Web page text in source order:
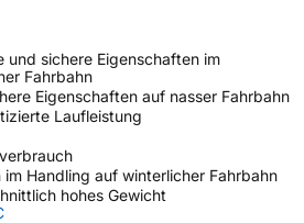
und sichere Eigenschaften im
Fahrbahn
Eigenschaften auf nasser Fahrbahn
Laufleistung
Handling auf winterlicher Fahrbahn
hohes Gewicht